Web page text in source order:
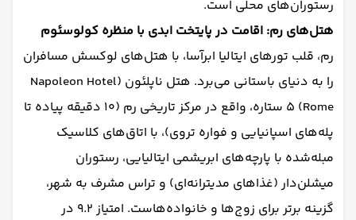
رستوران‌های محلی است.
هتل‌های رم: اقامت در پایتخت ابدی با منظره کولوسئوم
رم، قلب تورهای ایتالیا ابرآسا، با هتل‌های لوکسش مسافران
را به دنیای باستانی می‌برد. هتل ناپلئون (Napoleon Hotel
Rome) ۵ ستاره، واقع در مرکز تاریخی رم (۱۰ دقیقه پیاده تا
پله‌های اسپانیایی و فواره تروی)، با اتاق‌های کلاسیک
مبله‌شده با پارچه‌های ابریشمی ایتالیایی، رستوران
میشلن‌دار (غذاهای مدیترانه‌ای) و تراس مشرف به شهر،
گزینه برتر برای زوج‌ها و خانواده‌هاست. امتیاز ۹.۲ در